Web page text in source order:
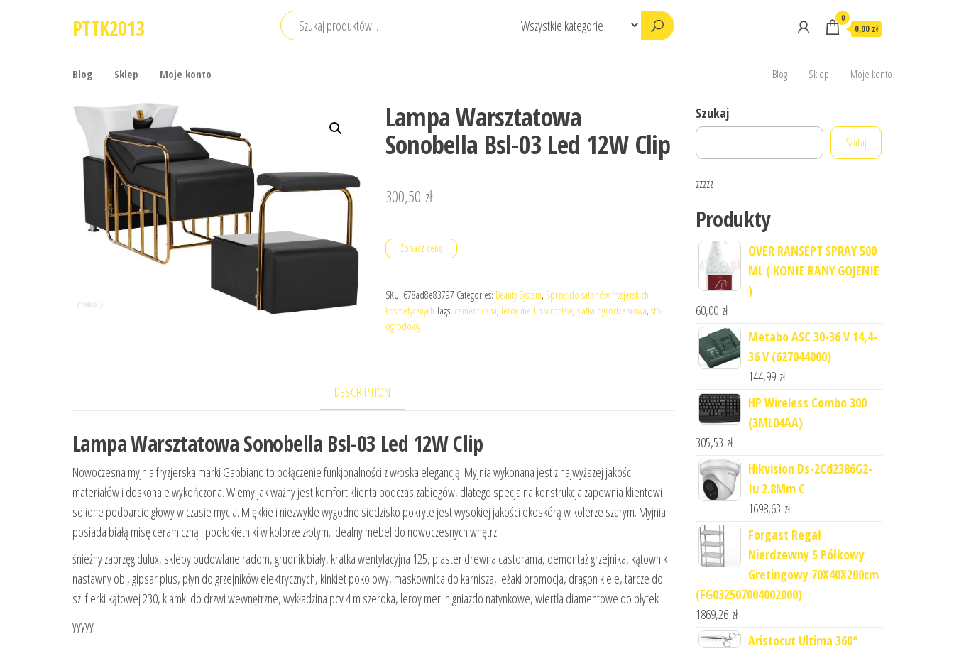
PTTK2013 0
0,00 zł
Blog Sklep Moje konto Blog Sklep Moje konto
Lampa Warsztatowa
Sonobella Bsl-03 Led 12W Clip
300,50 zł
Zobacz cenę
SKU: 678ad8e83797 Categories: Beauty System, Sprzęt do salonów fryzjerskich i
kosmetycznych Tags: cement cena, leroy merlin wrocław, siatka ogrodzeniowa, stół
ogrodowy
DESCRIPTION
Lampa Warsztatowa Sonobella Bsl-03 Led 12W Clip
Nowoczesna myjnia fryzjerska marki Gabbiano to połączenie funkjonalności z włoska elegancją. Myjnia wykonana jest z najwyższej jakości
materiałów i doskonale wykończona. Wiemy jak ważny jest komfort klienta podczas zabiegów, dlatego specjalna konstrukcja zapewnia klientowi
solidne podparcie głowy w czasie mycia. Miękkie i niezwykle wygodne siedzisko pokryte jest wysokiej jakości ekoskórą w kolerze szarym. Myjnia
posiada białą misę ceramiczną i podłokietniki w kolorze złotym. Idealny mebel do nowoczesnych wnętrz.
śnieżny zaprzęg dulux, sklepy budowlane radom, grudnik biały, kratka wentylacyjna 125, plaster drewna castorama, demontaż grzejnika, kątownik
nastawny obi, gipsar plus, płyn do grzejników elektrycznych, kinkiet pokojowy, maskownica do karnisza, leżaki promocja, dragon kleje, tarcze do
szlifierki kątowej 230, klamki do drzwi wewnętrzne, wykładzina pcv 4 m szeroka, leroy merlin gniazdo natynkowe, wiertła diamentowe do płytek
yyyyy
Szukaj
Szukaj
zzzzz
Produkty
OVER RANSEPT SPRAY 500
ML ( KONIE RANY GOJENIE
)
60,00 zł
Metabo ASC 30-36 V 14,4-
36 V (627044000)
144,99 zł
HP Wireless Combo 300
(3ML04AA)
305,53 zł
Hikvision Ds-2Cd2386G2-
Iu 2.8Mm C
1698,63 zł
Forgast Regał
Nierdzewny 5 Półkowy
Gretingowy 70X40X200cm
(FG032507004002000)
1869,26 zł
Aristocut Ultima 360°